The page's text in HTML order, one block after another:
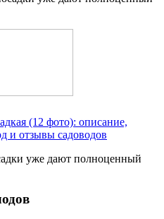
(12 фото): описание,
и отзывы садоводов
уже дают полноценный